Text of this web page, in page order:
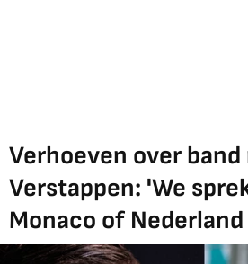
Verhoeven over
Verstappen: 'We
Monaco of